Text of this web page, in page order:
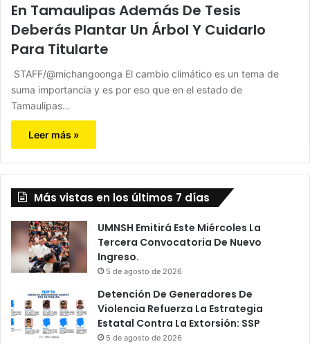
En Tamaulipas Además De Tesis
Deberás Plantar Un Árbol Y Cuidarlo
Para Titularte
STAFF/@michangoonga El cambio climático es un tema de
suma importancia y es por eso que en el estado de
Tamaulipas…
Leer más »
Más vistas en los últimos 7 días
UMNSH Emitirá Este Miércoles La
Tercera Convocatoria De Nuevo
Ingreso.
5 de agosto de 2026
Detención De Generadores De
Violencia Refuerza La Estrategia
Estatal Contra La Extorsión: SSP
5 de agosto de 2026